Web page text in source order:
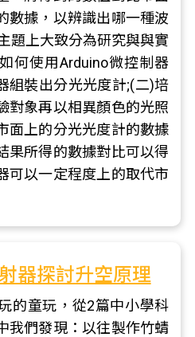
數據，以辨識出哪一種波
題上大致分為研究與與實
何使用Arduino微控制器
組裝出分光光度計;(二)培
對象再以相異顏色的光照
面上的分光光度計的數據
果所得的數據對比可以得
可以一定程度上的取代市
器探討升空原理
的童玩，從2篇中小學科
我們發現：以往製作竹蜻